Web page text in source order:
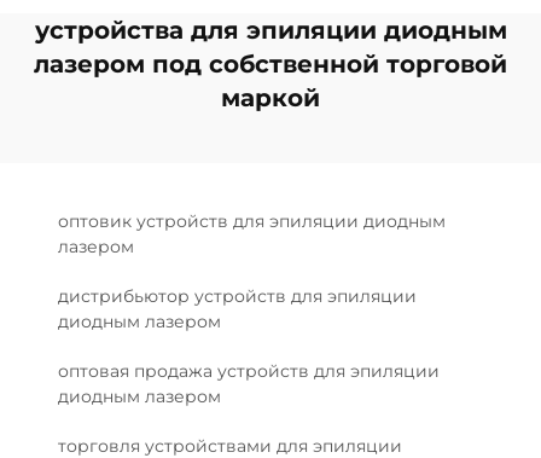
устройства для эпиляции диодным
лазером под собственной торговой
маркой
оптовик устройств для эпиляции диодным
лазером
дистрибьютор устройств для эпиляции
диодным лазером
оптовая продажа устройств для эпиляции
диодным лазером
торговля устройствами для эпиляции